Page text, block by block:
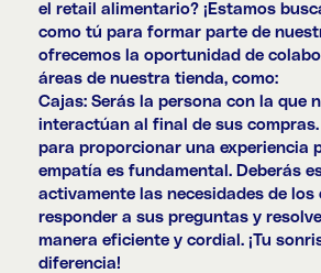
el retail alimentario? ¡Estamos
como tú para formar parte de
ofrecemos la oportunidad de
áreas de nuestra tienda, como:
Cajas: Serás la persona con la que
interactúan al final de sus compras.
para proporcionar una experiencia
empatía es fundamental. Deberás
activamente las necesidades de los
responder a sus preguntas y
manera eficiente y cordial. ¡Tu
diferencia!